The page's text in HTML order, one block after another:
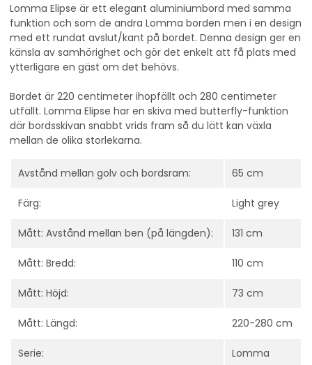
Lomma Elipse är ett elegant aluminiumbord med samma
funktion och som de andra Lomma borden men i en design
med ett rundat avslut/kant på bordet. Denna design ger en
känsla av samhörighet och gör det enkelt att få plats med
ytterligare en gäst om det behövs.
Bordet är 220 centimeter ihopfällt och 280 centimeter
utfällt. Lomma Elipse har en skiva med butterfly-funktion
där bordsskivan snabbt vrids fram så du lätt kan växla
mellan de olika storlekarna.
Avstånd mellan golv och bordsram: 65 cm
Färg: Light grey
Mått: Avstånd mellan ben (på längden): 131 cm
Mått: Bredd: 110 cm
Mått: Höjd: 73 cm
Mått: Längd: 220-280 cm
Serie: Lomma